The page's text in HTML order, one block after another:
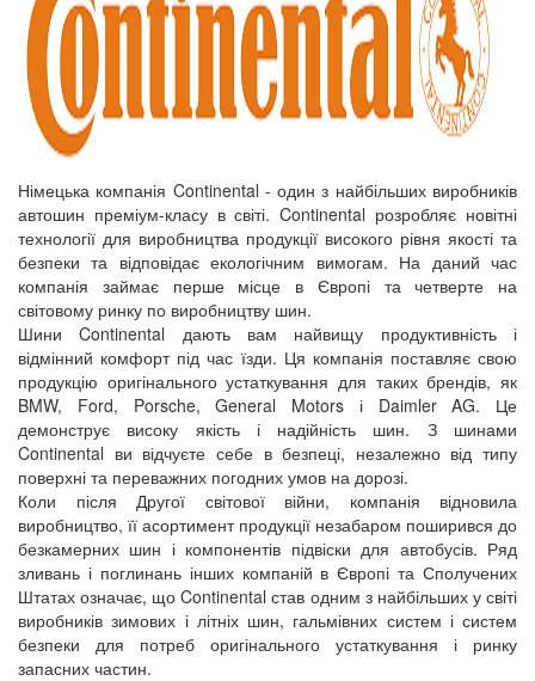
Німецька компанія Continental - один з найбільших виробників
автошин преміум-класу в світі. Continental розробляє новітні
технології для виробництва продукції високого рівня якості та
безпеки та відповідає екологічним вимогам. На даний час
компанія займає перше місце в Європі та четверте на
світовому ринку по виробництву шин.
Шини Continental дають вам найвищу продуктивність і
відмінний комфорт під час їзди. Ця компанія поставляє свою
продукцію оригінального устаткування для таких брендів, як
BMW, Ford, Porsche, General Motors і Daimler AG. Це
демонструє високу якість і надійність шин. З шинами
Continental ви відчуєте себе в безпеці, незалежно від типу
поверхні та переважних погодних умов на дорозі.
Коли після Другої світової війни, компанія відновила
виробництво, її асортимент продукції незабаром поширився до
безкамерних шин і компонентів підвіски для автобусів. Ряд
зливань і поглинань інших компаній в Європі та Сполучених
Штатах означає, що Continental став одним з найбільших у світі
виробників зимових і літніх шин, гальмівних систем і систем
безпеки для потреб оригінального устаткування і ринку
запасних частин.